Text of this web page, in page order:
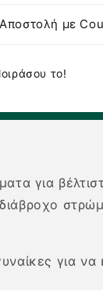
Αποστολή με
το!
για
για